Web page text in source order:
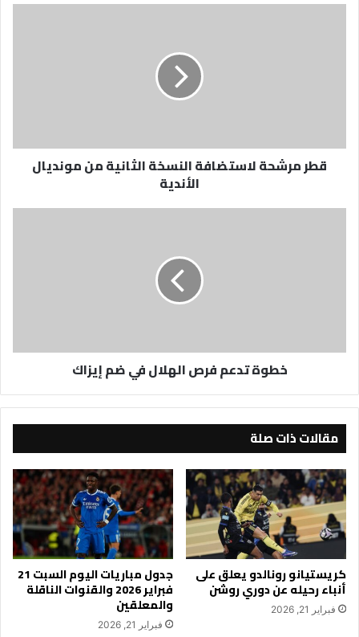
قطر مرشحة لاستضافة النسخة الثانية من مونديال
الأندية
خطوة تدعم فرص الهلال في ضم إيزاك
مقالات ذات صلة
كريستيانو رونالدو يعلق على
أنباء رحيله عن دوري روشن
فبراير 21, 2026
جدول مباريات اليوم السبت 21
فبراير 2026 والقنوات الناقلة
والمعلقين
فبراير 21, 2026